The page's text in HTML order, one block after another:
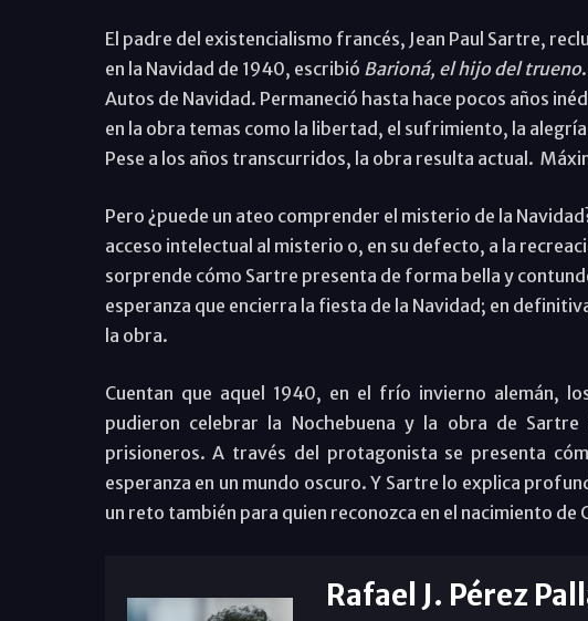
El padre del existencialismo francés, Jean Paul Sartre,
en la Navidad de 1940, escribió Barioná, el hijo del trueno
Autos de Navidad. Permaneció hasta hace pocos años
en la obra temas como la libertad, el sufrimiento, la
Pese a los años transcurridos, la obra resulta actual.
Pero ¿puede un ateo comprender el misterio de la
acceso intelectual al misterio o, en su defecto, a la
sorprende cómo Sartre presenta de forma bella y
esperanza que encierra la fiesta de la Navidad; en
la obra.
Cuentan que aquel 1940, en el frío invierno alemán,
pudieron celebrar la Nochebuena y la obra de
prisioneros. A través del protagonista se presenta
esperanza en un mundo oscuro. Y Sartre lo explica
un reto también para quien reconozca en el nacimiento de
Rafael J. Pérez